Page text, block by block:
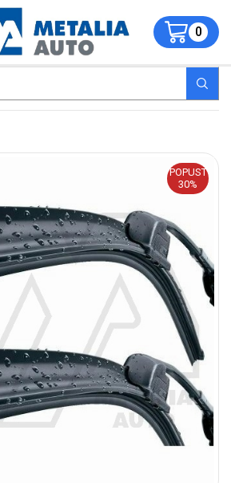
0
POPUST
30%